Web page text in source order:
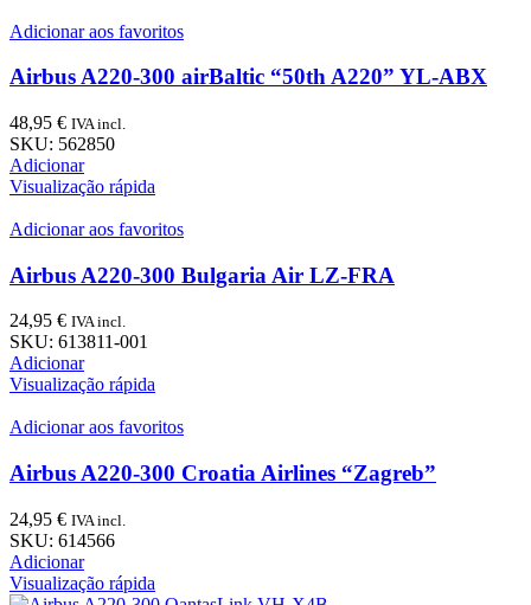
Adicionar aos favoritos
Airbus A220-300 airBaltic “50th A220” YL-ABX
48,95 € IVA incl.
SKU: 562850
Adicionar
Visualização rápida
Adicionar aos favoritos
Airbus A220-300 Bulgaria Air LZ-FRA
24,95 € IVA incl.
SKU: 613811-001
Adicionar
Visualização rápida
Adicionar aos favoritos
Airbus A220-300 Croatia Airlines “Zagreb”
24,95 € IVA incl.
SKU: 614566
Adicionar
Visualização rápida